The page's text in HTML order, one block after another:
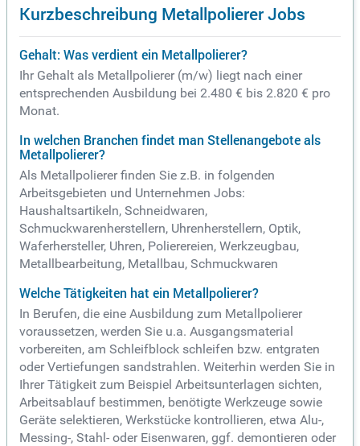
Kurzbeschreibung Metallpolierer Jobs
Gehalt: Was verdient ein Metallpolierer?
Ihr Gehalt als Metallpolierer (m/w) liegt nach einer
entsprechenden Ausbildung bei 2.480 € bis 2.820 € pro
Monat.
In welchen Branchen findet man Stellenangebote als
Metallpolierer?
Als Metallpolierer finden Sie z.B. in folgenden
Arbeitsgebieten und Unternehmen Jobs:
Haushaltsartikeln, Schneidwaren,
Schmuckwarenherstellern, Uhrenherstellern, Optik,
Waferhersteller, Uhren, Polierereien, Werkzeugbau,
Metallbearbeitung, Metallbau, Schmuckwaren
Welche Tätigkeiten hat ein Metallpolierer?
In Berufen, die eine Ausbildung zum Metallpolierer
voraussetzen, werden Sie u.a. Ausgangsmaterial
vorbereiten, am Schleifblock schleifen bzw. entgraten
oder Vertiefungen sandstrahlen. Weiterhin werden Sie in
Ihrer Tätigkeit zum Beispiel Arbeitsunterlagen sichten,
Arbeitsablauf bestimmen, benötigte Werkzeuge sowie
Geräte selektieren, Werkstücke kontrollieren, etwa Alu-,
Messing-, Stahl- oder Eisenwaren, ggf. demontieren oder